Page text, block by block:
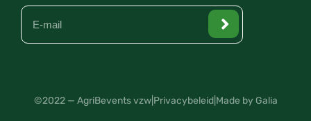
©2022 — AgriBevents vzw| Privacybeleid| Made by Galia